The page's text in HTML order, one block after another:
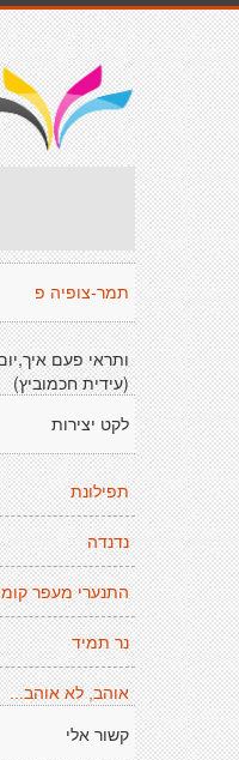
תמר-צופיה פ
ותראי פעם
(עידית חכמוביץ)
לקט יצירות
תפילונת
נדנדה
התנערי מעפר
נר תמיד
אוהב, לא אוהב...
קשור אלי